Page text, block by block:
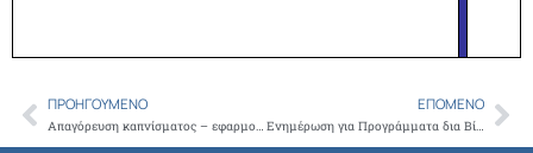
Prev
ΠΡΟΗΓΟΎΜΕΝΟ
Απαγόρευση καπνίσματος – εφαρμογή της Αντικαπνιστικής Νομοθεσίας
ΕΠΌΜΕΝΟ
Ενημέρωση για Προγράμματα δια Βίου στο χώρο της Υγείας από τον όμιλο ΑΚΜΗ